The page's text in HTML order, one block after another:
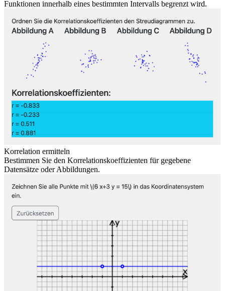
Funktionen innerhalb eines bestimmten Intervalls begrenzt wird.
Korrelation ermitteln
Bestimmen Sie den Korrelationskoeffizienten für gegebene
Datensätze oder Abbildungen.